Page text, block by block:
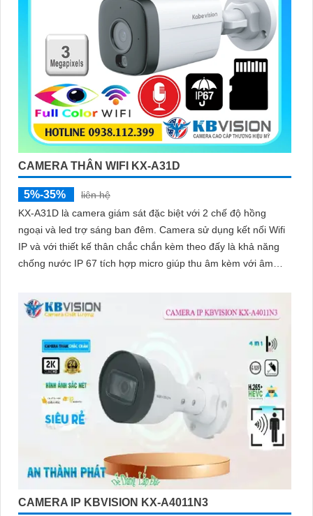
CAMERA THÂN WIFI KX-A31D
5%-35%
liên hệ
KX-A31D là camera giám sát đặc biệt với 2 chế độ hồng
ngoại và led trợ sáng ban đêm. Camera sử dụng kết nối Wifi
IP và với thiết kế thân chắc chắn kèm theo đấy là khả năng
chống nước IP 67 tích hợp micro giúp thu âm kèm với âm
CAMERA IP KBVISION KX-A4011N3